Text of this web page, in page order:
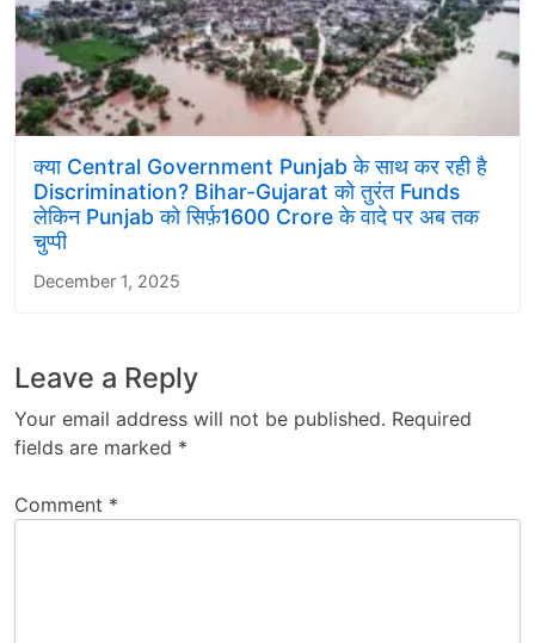
क्या Central Government Punjab के साथ कर रही है
Discrimination? Bihar-Gujarat को तुरंत Funds
लेकिन Punjab को सिर्फ़1600 Crore के वादे पर अब तक
चुप्पी
December 1, 2025
Leave a Reply
Your email address will not be published. Required
fields are marked *
Comment *